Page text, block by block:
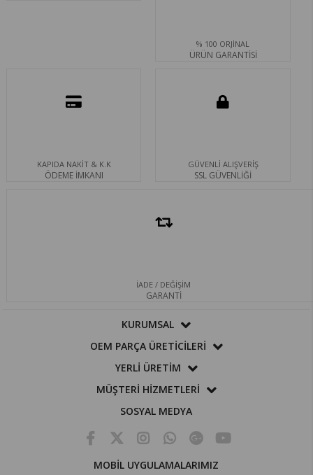
% 100 ORJİNAL
ÜRÜN GARANTİSİ
KAPIDA NAKİT & K.K
ÖDEME İMKANI
GÜVENLİ ALIŞVERİŞ
SSL GÜVENLİĞİ
İADE / DEĞİŞİM
GARANTİ
KURUMSAL
OEM PARÇA ÜRETİCİLERİ
YERLİ ÜRETİM
MÜŞTERİ HİZMETLERİ
SOSYAL MEDYA
MOBİL UYGULAMALARIMIZ